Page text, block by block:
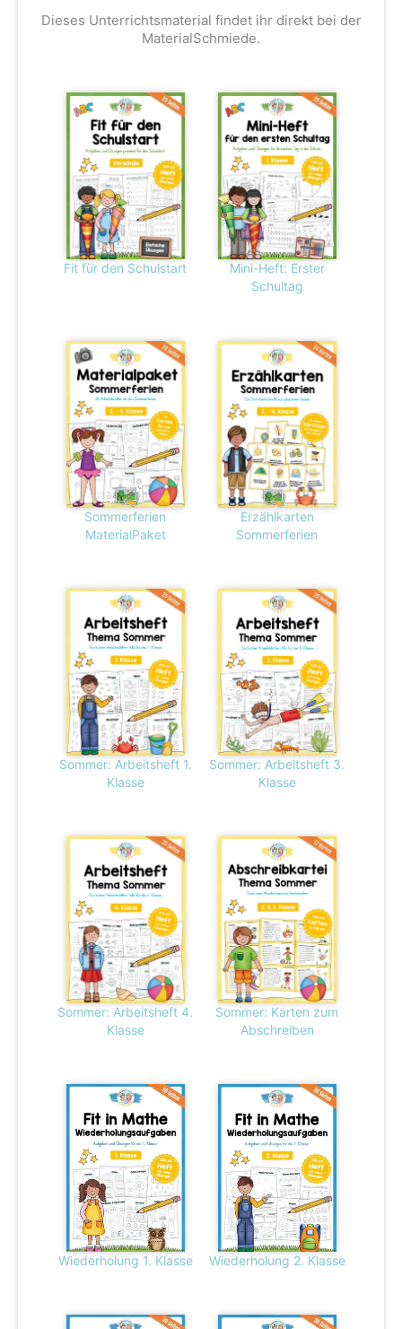
Dieses Unterrichtsmaterial findet ihr direkt bei der
MaterialSchmiede.
Fit für den Schulstart
Mini-Heft: Erster
Schultag
Sommerferien
MaterialPaket
Erzählkarten
Sommerferien
Sommer: Arbeitsheft 1.
Klasse
Sommer: Arbeitsheft 3.
Klasse
Sommer: Arbeitsheft 4.
Klasse
Sommer: Karten zum
Abschreiben
Wiederholung 1. Klasse Wiederholung 2. Klasse